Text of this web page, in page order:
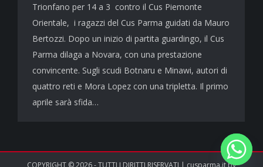
Trionfano per 14 a 3 contro il Cus Piemonte
Orientale, i ragazzi del Cus Parma guidati da Mauro
Bertozzi. Dopo un inizio di partita guardingo, il Cus
Parma dilaga a Novara, con una prestazione
convincente. Sugli scudi Botnaru e Minawi, autori di
quattro reti e Mora Lopez con una tripletta. Il primo
aprile sarà sfida…